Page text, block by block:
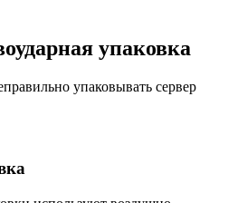
упаковка
упаковывать сервер